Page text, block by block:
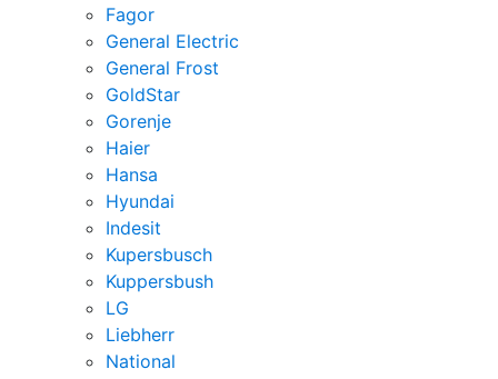
Fagor
General Electric
General Frost
GoldStar
Gorenje
Haier
Hansa
Hyundai
Indesit
Kupersbusch
Kuppersbush
LG
Liebherr
National